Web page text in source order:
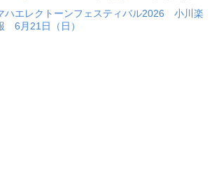
ハエレクトーンフェスティバル2026 小川楽
6月21日（日）